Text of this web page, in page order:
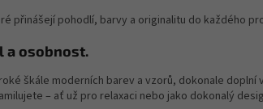
přinášejí pohodlí, barvy a originalitu do každého
a osobnost.
škále moderních barev a vzorů, dokonale doplní
– ať už pro relaxaci nebo jako dokonalý